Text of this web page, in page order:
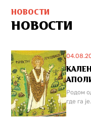
НОВОСТИ
НОВОСТИ
Родом
где га